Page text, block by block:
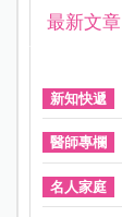
最新文章
新知快遞
醫師專欄
名人家庭